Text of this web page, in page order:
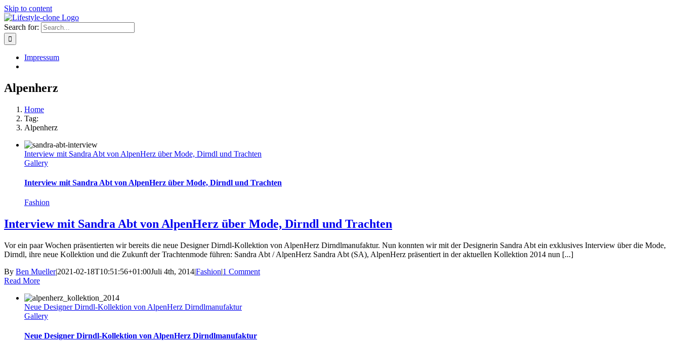
Skip to content
Search for:
Impressum
Alpenherz
Home
Tag:
Alpenherz
Interview mit Sandra Abt von AlpenHerz über Mode, Dirndl und Trachten
Gallery
Interview mit Sandra Abt von AlpenHerz über Mode, Dirndl und Trachten
Fashion
Interview mit Sandra Abt von AlpenHerz über Mode, Dirndl und Trachten
Vor ein paar Wochen präsentierten wir bereits die neue Designer Dirndl-Kollektion von AlpenHerz Dirndlmanufaktur. Nun konnten wir mit der Designerin Sandra Abt ein exklusives Interview über die Mode,
Dirndl, ihre neue Kollektion und die Zukunft der Trachtenmode führen: Sandra Abt / AlpenHerz Sandra Abt (SA), AlpenHerz präsentiert in der aktuellen Kollektion 2014 nun [...]
By Ben Mueller|2021-02-18T10:51:56+01:00Juli 4th, 2014|Fashion|1 Comment
Read More
Neue Designer Dirndl-Kollektion von AlpenHerz Dirndlmanufaktur
Gallery
Neue Designer Dirndl-Kollektion von AlpenHerz Dirndlmanufaktur